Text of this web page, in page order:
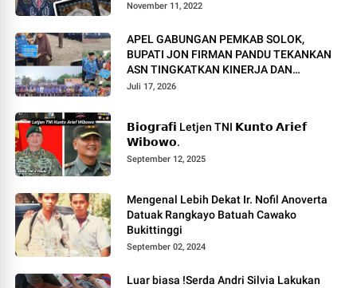
November 11, 2022
APEL GABUNGAN PEMKAB SOLOK,
BUPATI JON FIRMAN PANDU TEKANKAN
ASN TINGKATKAN KINERJA DAN
PELAYANAN MASYARAKAT.
Juli 17, 2026
𝗕𝗶𝗼𝗴𝗿𝗮𝗳𝗶 Letjen TNI 𝗞𝘂𝗻𝘁𝗼 𝗔𝗿𝗶𝗲𝗳
𝗪𝗶𝗯𝗼𝘄𝗼.
September 12, 2025
Mengenal Lebih Dekat Ir. Nofil Anoverta
Datuak Rangkayo Batuah Cawako
Bukittinggi
September 02, 2024
Luar biasa !Serda Andri Silvia Lakukan